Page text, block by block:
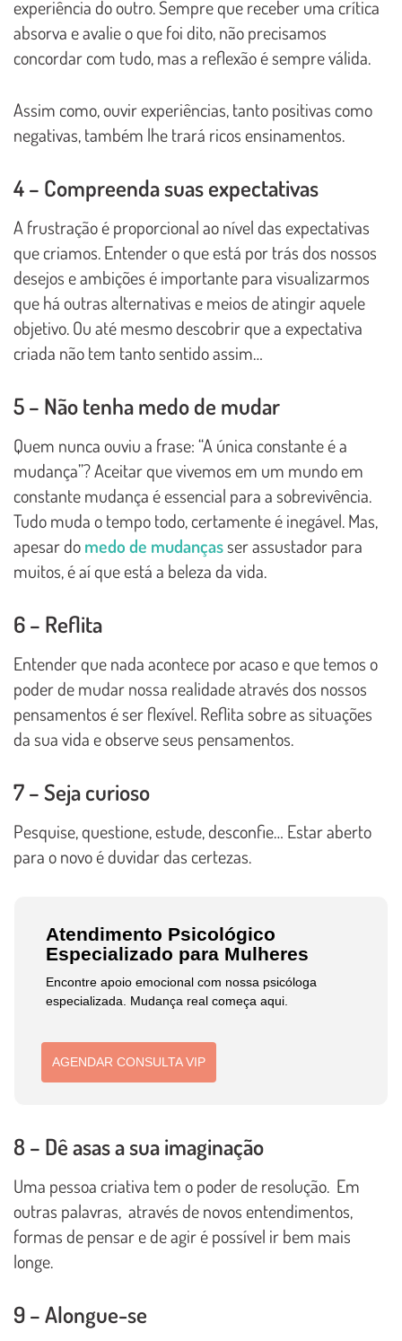
experiência do outro. Sempre que receber uma crítica
absorva e avalie o que foi dito, não precisamos
concordar com tudo, mas a reflexão é sempre válida.
Assim como, ouvir experiências, tanto positivas como
negativas, também lhe trará ricos ensinamentos.
4 – Compreenda suas expectativas
A frustração é proporcional ao nível das expectativas
que criamos. Entender o que está por trás dos nossos
desejos e ambições é importante para visualizarmos
que há outras alternativas e meios de atingir aquele
objetivo. Ou até mesmo descobrir que a expectativa
criada não tem tanto sentido assim…
5 – Não tenha medo de mudar
Quem nunca ouviu a frase: “A única constante é a
mudança”? Aceitar que vivemos em um mundo em
constante mudança é essencial para a sobrevivência.
Tudo muda o tempo todo, certamente é inegável. Mas,
apesar domedo de mudançasser assustador para
muitos, é aí que está a beleza da vida.
6 – Reflita
Entender que nada acontece por acaso e que temos o
poder de mudar nossa realidade através dos nossos
pensamentos é ser flexível. Reflita sobre as situações
da sua vida e observe seus pensamentos.
7 – Seja curioso
Pesquise, questione, estude, desconfie… Estar aberto
para o novo é duvidar das certezas.
Atendimento Psicológico
Especializado para Mulheres
Encontre apoio emocional com nossa psicóloga
especializada. Mudança real começa aqui.
AGENDAR CONSULTA VIP
8 – Dê asas a sua imaginação
Uma pessoa criativa tem o poder de resolução. Em
outras palavras, através de novos entendimentos,
formas de pensar e de agir é possível ir bem mais
longe.
9 – Alongue-se